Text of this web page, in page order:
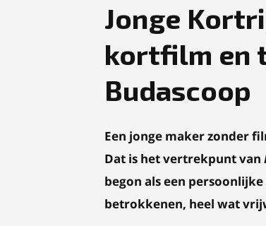
Jonge
kortfilm en
Budascoop
Een jonge maker zonder
Dat is het vertrekpunt van
begon als een
betrokkenen, heel wat